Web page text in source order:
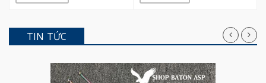
TIN TỨC